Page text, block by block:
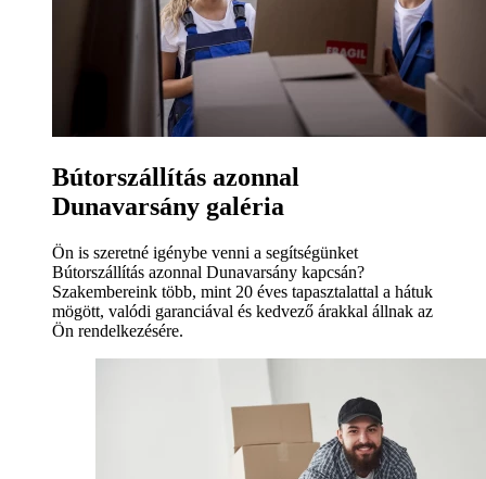
Bútorszállítás azonnal
Dunavarsány galéria
Ön is szeretné igénybe venni a segítségünket
Bútorszállítás azonnal Dunavarsány kapcsán?
Szakembereink több, mint 20 éves tapasztalattal a hátuk
mögött, valódi garanciával és kedvező árakkal állnak az
Ön rendelkezésére.